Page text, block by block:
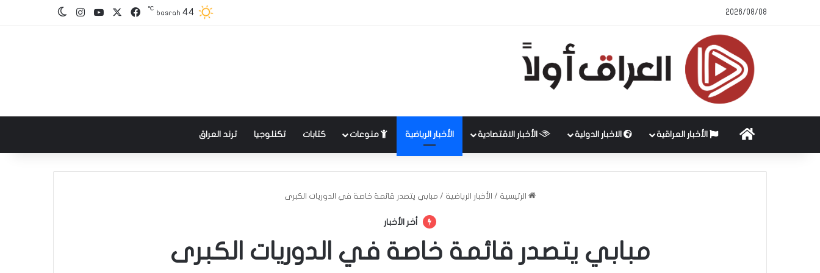
2026/08/08
basrah 44
℃ فيسبوك‫YouTube
انستقرامالوضع المظلم
الرئيسية الأخبار العراقية الاخبار الدولية الأخبار الاقتصادية الأخبار الرياضية منوعات كتابات تكنلوجيا ترند العراق
الرئيسية / الأخبار الرياضية / مبابي يتصدر قائمة خاصة في الدوريات الكبرى
أخر الأخبار
مبابي يتصدر قائمة خاصة في الدوريات الكبرى